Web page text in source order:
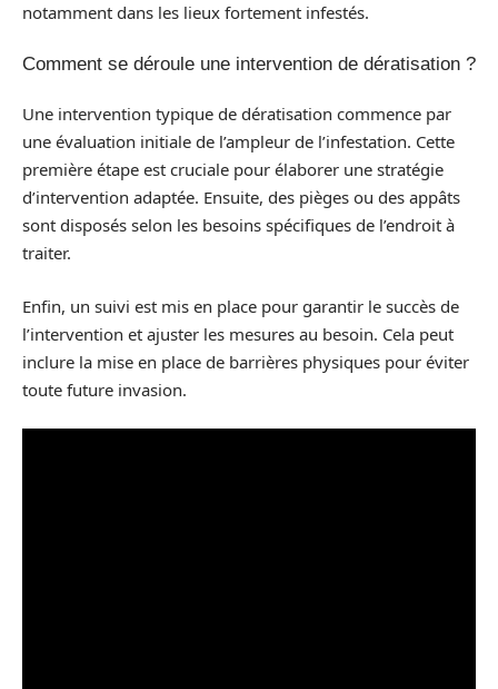
notamment dans les lieux fortement infestés.
Comment se déroule une intervention de dératisation ?
Une intervention typique de dératisation commence par
une évaluation initiale de l’ampleur de l’infestation. Cette
première étape est cruciale pour élaborer une stratégie
d’intervention adaptée. Ensuite, des pièges ou des appâts
sont disposés selon les besoins spécifiques de l’endroit à
traiter.
Enfin, un suivi est mis en place pour garantir le succès de
l’intervention et ajuster les mesures au besoin. Cela peut
inclure la mise en place de barrières physiques pour éviter
toute future invasion.